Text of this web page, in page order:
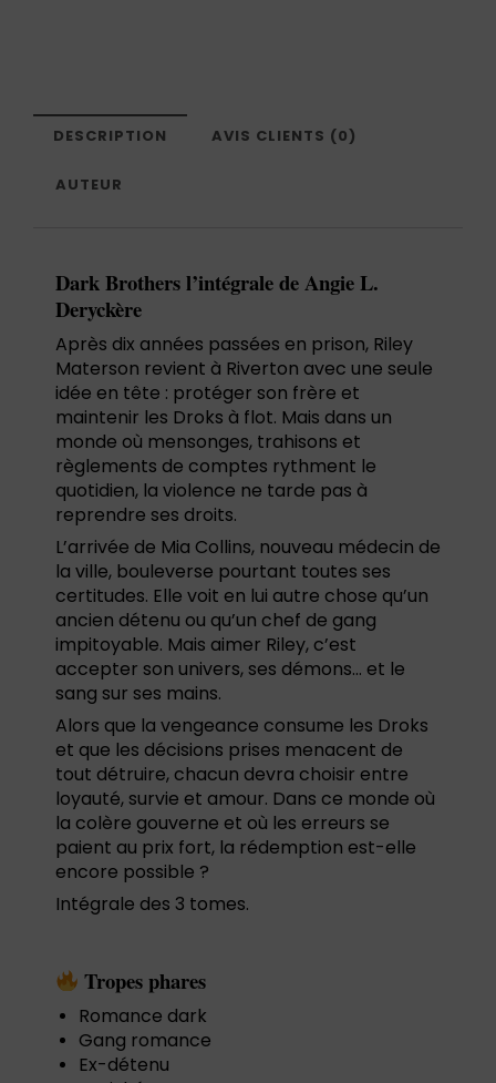
DESCRIPTION AVIS CLIENTS (0)
AUTEUR
Dark Brothers l’intégrale de Angie L.
Deryckère
Après dix années passées en prison, Riley
Materson revient à Riverton avec une seule
idée en tête : protéger son frère et
maintenir les Droks à flot. Mais dans un
monde où mensonges, trahisons et
règlements de comptes rythment le
quotidien, la violence ne tarde pas à
reprendre ses droits.
L’arrivée de Mia Collins, nouveau médecin de
la ville, bouleverse pourtant toutes ses
certitudes. Elle voit en lui autre chose qu’un
ancien détenu ou qu’un chef de gang
impitoyable. Mais aimer Riley, c’est
accepter son univers, ses démons… et le
sang sur ses mains.
Alors que la vengeance consume les Droks
et que les décisions prises menacent de
tout détruire, chacun devra choisir entre
loyauté, survie et amour. Dans ce monde où
la colère gouverne et où les erreurs se
paient au prix fort, la rédemption est-elle
encore possible ?
Intégrale des 3 tomes.
Tropes phares
Romance dark
Gang romance
Ex-détenu